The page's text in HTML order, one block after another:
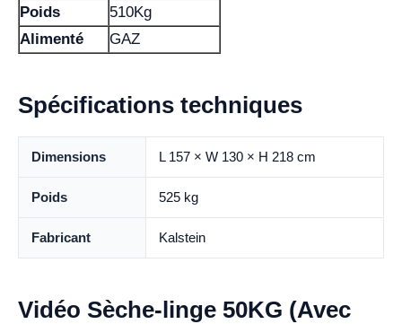
Poids
510Kg
Alimenté
GAZ
Spécifications techniques
Dimensions L 157 × W 130 × H 218 cm
Poids 525 kg
Fabricant Kalstein
Vidéo Sèche-linge 50KG (Avec